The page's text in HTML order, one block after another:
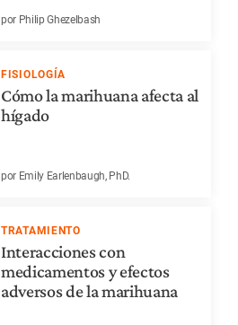
por Philip Ghezelbash
FISIOLOGÍA
Cómo la marihuana afecta al
hígado
por Emily Earlenbaugh, PhD.
TRATAMIENTO
Interacciones con
medicamentos y efectos
adversos de la marihuana